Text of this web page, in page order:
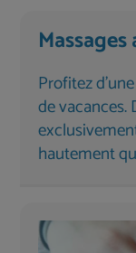
Profitez
de vacances.
hautement